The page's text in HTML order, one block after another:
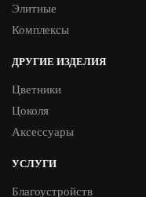
Элитные
Комплексы
ДРУГИЕ ИЗДЕЛИЯ
Цветники
Цоколя
Аксессуары
УСЛУГИ
Благоустройств